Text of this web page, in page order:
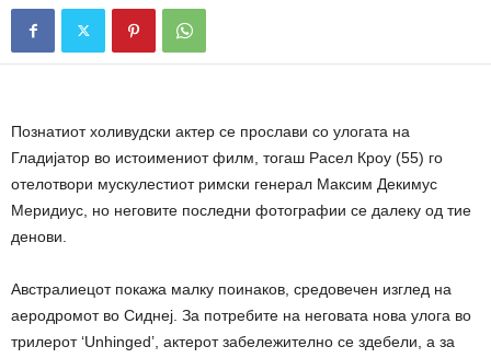
Познатиот холивудски актер се прослави со улогата на
Гладијатор во истоимениот филм, тогаш Расел Кроу (55) го
отелотвори мускулестиот римски генерал Максим Декимус
Меридиус, но неговите последни фотографии се далеку од тие
денови.
Австралиецот покажа малку поинаков, средовечен изглед на
аеродромот во Сиднеј. За потребите на неговата нова улога во
трилерот ‘Unhinged’, актерот забележително се здебели, а за